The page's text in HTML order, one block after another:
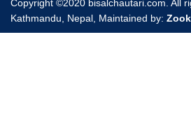
Copyright ©2020 bisalchautari.com. All
Kathmandu, Nepal, Maintained by: